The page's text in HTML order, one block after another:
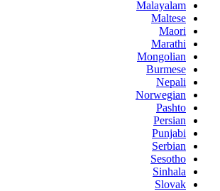
Malayalam
Maltese
Maori
Marathi
Mongolian
Burmese
Nepali
Norwegian
Pashto
Persian
Punjabi
Serbian
Sesotho
Sinhala
Slovak